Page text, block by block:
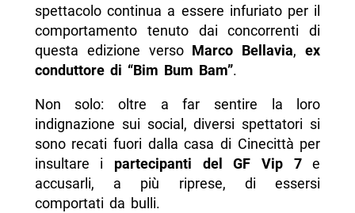
spettacolo continua a essere infuriato per il
comportamento tenuto dai concorrenti di
questa edizione verso Marco Bellavia,ex
conduttore di “Bim Bum Bam”.
Non solo: oltre a far sentire la loro
indignazione sui social, diversi spettatori si
sono recati fuori dalla casa di Cinecittà per
insultare i partecipanti del GF Vip 7e
accusarli, a più riprese, di essersi
comportati da bulli.